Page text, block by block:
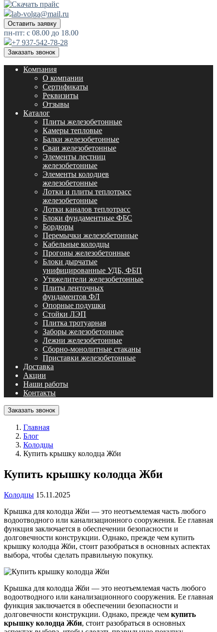
lab-volga@mail.ru
Оставить заявку
пн-пт: с 08.00 до 18.00
+7 937-542-78-28
Заказать звонок
Компания
О компании
Сертификаты
Реквизиты
Отзывы
Каталог
Плиты железобетонные
Камеры тепловые
Балки железобетонные
Сваи железобетонные
Элементы лестниц
железобетонные
Элементы колодцев
железобетонные
Лотки и плиты теплотрасс
железобетонные
Лотки каналов теплотрасс
Блоки фундаментные ФБС
Бордюры
Перемычки железобетонные
Кабельные колодцы
Прогоны железобетонные
Блоки дырчатые
унифицированные УДБ, ФБП
Утяжелители железобетонные
Плиты ленточных
фундаментов ФЛ
Опорные подушки
Стойки ЛЭП
Плитка тротуарная
Заборы железобетонные
Лежни железобетонные
Сборно-монолитные стаканы
Приставки железобетонные
Доставка
Акции
Наши работы
Контакты
Заказать звонок
Главная
Блог
Колодцы
Купить крышку колодца Жби
Купить крышку колодца Жби
Колодцы 15.11.2025
Крышка для колодца Жби — это неотъемлемая часть любого
водоотводного или канализационного сооружения. Ее главная
функция заключается в обеспечении безопасности и
долговечности конструкции. Однако, прежде чем купить
крышку колодца Жби, стоит разобраться в основных аспектах
выбора, чтобы сделать правильную покупку.
Крышка для колодца Жби — это неотъемлемая часть любого
водоотводного или канализационного сооружения. Ее главная
функция заключается в обеспечении безопасности и
долговечности конструкции. Однако, прежде чем купить
крышку колодца Жби, стоит разобраться в основных